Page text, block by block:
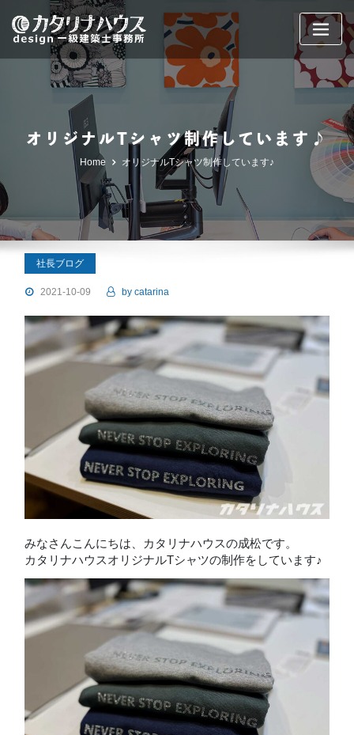
content
オリジナルTシャツ制作しています♪
Home オリジナルTシャツ制作しています♪
社長ブログ
2021-10-09 by catarina
みなさんこんにちは、カタリナハウスの成松です。
カタリナハウスオリジナルTシャツの制作をしています♪